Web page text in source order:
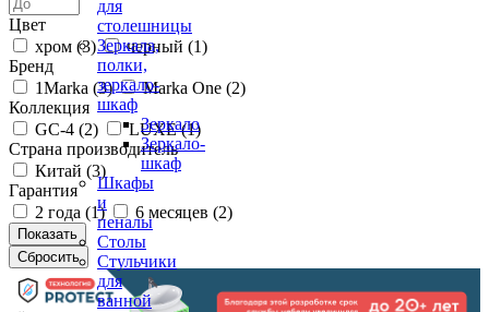
для
столешницы
Зеркала,
полки,
зеркало-
шкаф
Зеркало
Зеркало-
шкаф
Шкафы
и
пеналы
Столы
Стульчики
для
ванной
Цвет
хром (3) черный (1)
Бренд
1Marka (3) Marka One (2)
Коллекция
GC-4 (2) LUXE (1)
Страна производитель
Китай (3)
Гарантия
2 года (1) 6 месяцев (2)